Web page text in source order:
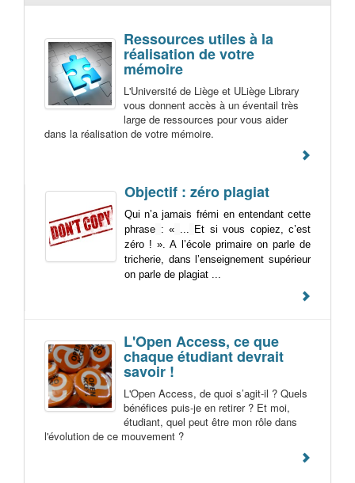
Ressources utiles à la
réalisation de votre
mémoire
L'Université de Liège et ULiège Library
vous donnent accès à un éventail très
large de ressources pour vous aider
dans la réalisation de votre mémoire.
Objectif : zéro plagiat
Qui n’a jamais frémi en entendant cette
phrase : « ... Et si vous copiez, c’est
zéro ! ». A l’école primaire on parle de
tricherie, dans l’enseignement supérieur
on parle de plagiat ...
L'Open Access, ce que
chaque étudiant devrait
savoir !
L'Open Access, de quoi s’agit-il ? Quels
bénéfices puis-je en retirer ? Et moi,
étudiant, quel peut être mon rôle dans
l'évolution de ce mouvement ?